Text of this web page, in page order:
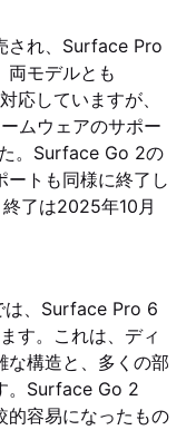
され、Surface Pro
両モデルとも
応していますが、
ムウェアのサポー
。Surface Go 2の
ートも同様に終了し
了は2025年10月
は、Surface Pro 6
す。これは、ディ
な構造と、多くの部
。Surface Go 2
的容易になったもの